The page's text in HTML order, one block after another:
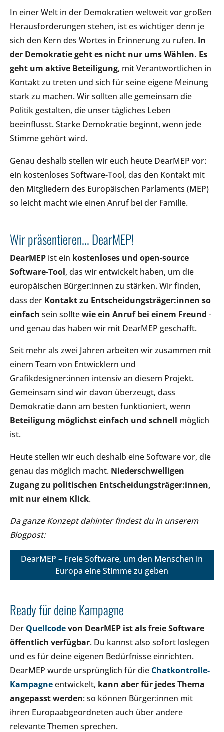
In einer Welt in der Demokratien weltweit vor großen
Herausforderungen stehen, ist es wichtiger denn je
sich den Kern des Wortes in Erinnerung zu rufen. In
der Demokratie geht es nicht nur ums Wählen. Es
geht um aktive Beteiligung, mit Verantwortlichen in
Kontakt zu treten und sich für seine eigene Meinung
stark zu machen. Wir sollten alle gemeinsam die
Politik gestalten, die unser tägliches Leben
beeinflusst. Starke Demokratie beginnt, wenn jede
Stimme gehört wird.
Genau deshalb stellen wir euch heute DearMEP vor:
ein kostenloses Software-Tool, das den Kontakt mit
den Mitgliedern des Europäischen Parlaments (MEP)
so leicht macht wie einen Anruf bei der Familie.
Wir präsentieren... DearMEP!
DearMEP ist ein kostenloses und open-source
Software-Tool, das wir entwickelt haben, um die
europäischen Bürger:innen zu stärken. Wir finden,
dass der Kontakt zu Entscheidungsträger:innen so
einfach sein solltewie ein Anruf bei einem Freund -
und genau das haben wir mit DearMEP geschafft.
Seit mehr als zwei Jahren arbeiten wir zusammen mit
einem Team von Entwicklern und
Grafikdesigner:innen intensiv an diesem Projekt.
Gemeinsam sind wir davon überzeugt, dass
Demokratie dann am besten funktioniert, wenn
Beteiligung möglichst einfach und schnell möglich
ist.
Heute stellen wir euch deshalb eine Software vor, die
genau das möglich macht. Niederschwelligen
Zugang zu politischen Entscheidungsträger:innen,
mit nur einem Klick.
Da ganze Konzept dahinter findest du in unserem
Blogpost:
DearMEP – Freie Software, um den Menschen in
Europa eine Stimme zu geben
Ready für deine Kampagne
Der Quellcodevon DearMEP ist als freie Software
öffentlich verfügbar. Du kannst also sofort loslegen
und es für deine eigenen Bedürfnisse einrichten.
DearMEP wurde ursprünglich für die Chatkontrolle-
Kampagneentwickelt, kann aber für jedes Thema
angepasst werden: so können Bürger:innen mit
ihren Europaabgeordneten auch über andere
relevante Themen sprechen.